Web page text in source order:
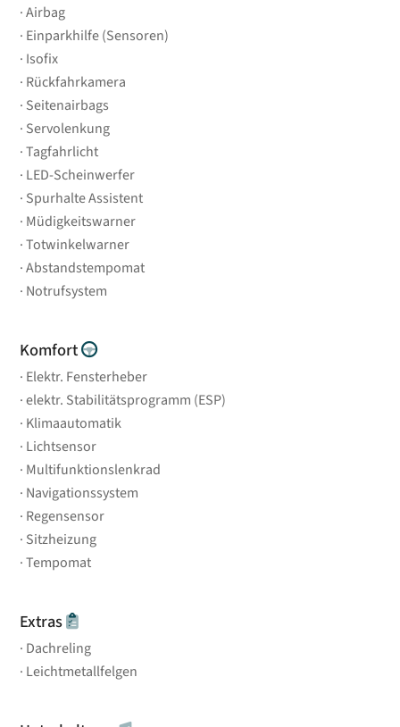
Airbag
Einparkhilfe (Sensoren)
Isofix
Rückfahrkamera
Seitenairbags
Servolenkung
Tagfahrlicht
LED-Scheinwerfer
Spurhalte Assistent
Müdigkeitswarner
Totwinkelwarner
Abstandstempomat
Notrufsystem
Komfort
Elektr. Fensterheber
elektr. Stabilitätsprogramm (ESP)
Klimaautomatik
Lichtsensor
Multifunktionslenkrad
Navigationssystem
Regensensor
Sitzheizung
Tempomat
Extras
Dachreling
Leichtmetallfelgen